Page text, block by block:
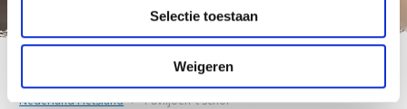
Selectie toestaan
Weigeren
Nederland Fietsland > Paviljoen ’t Schor